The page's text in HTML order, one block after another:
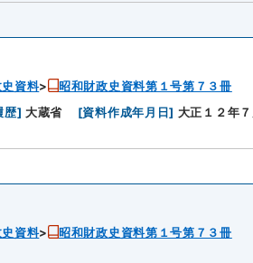
資料
昭和財政史資料第１号第７３冊
歴] 大蔵省 [資料作成年月日] 大正１２年
資料
昭和財政史資料第１号第７３冊